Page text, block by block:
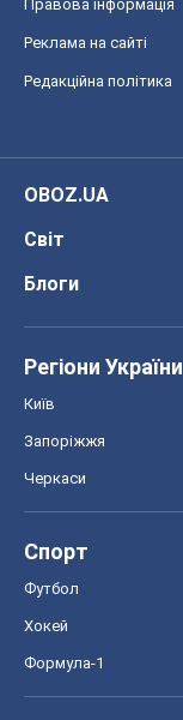
Правова інформація
Реклама на сайті
Редакційна політика
OBOZ.UA
Світ
Блоги
Регіони України
Київ
Запоріжжя
Черкаси
Спорт
Футбол
Хокей
Формула-1